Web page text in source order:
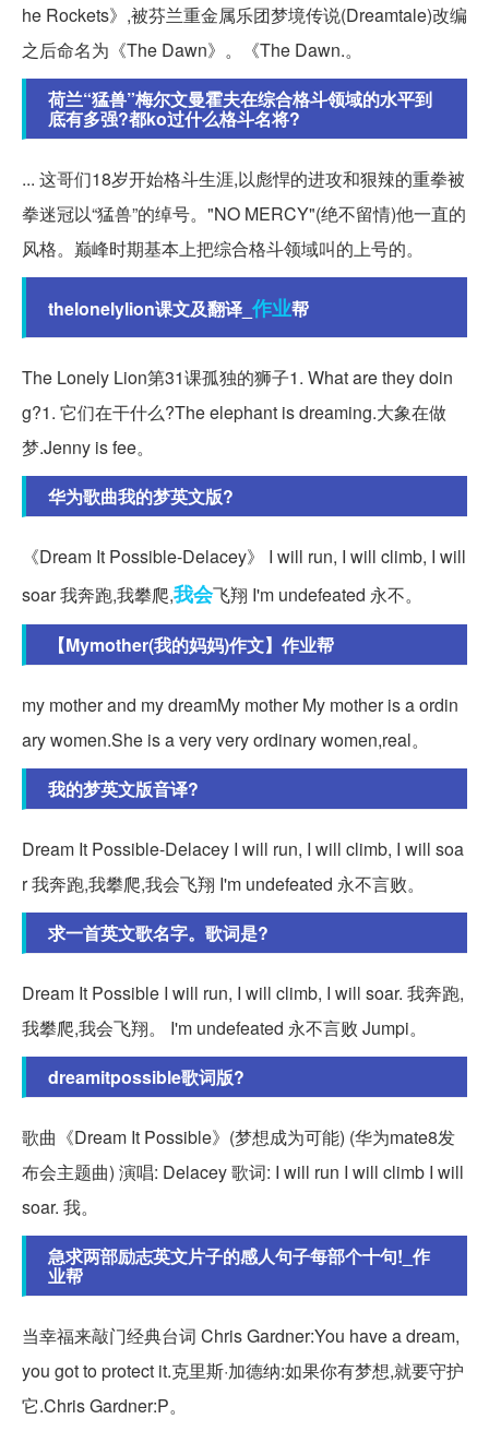
he Rockets》,被芬兰重金属乐团梦境传说(Dreamtale)改编
之后命名为《The Dawn》。《The Dawn.。
荷兰“猛兽”梅尔文曼霍夫在综合格斗领域的水平到
底有多强?都ko过什么格斗名将?
... 这哥们18岁开始格斗生涯,以彪悍的进攻和狠辣的重拳被
拳迷冠以“猛兽”的绰号。"NO MERCY"(绝不留情)他一直的
风格。巅峰时期基本上把综合格斗领域叫的上号的。
thelonelylion课文及翻译_ 作业帮
The Lonely Lion第31课孤独的狮子1. What are they doin
g?1. 它们在干什么?The elephant is dreaming.大象在做
梦.Jenny is fee。
华为歌曲我的梦英文版?
《Dream It Possible-Delacey》 I will run, I will climb, I will
soar 我奔跑,我攀爬,我会飞翔 I'm undefeated 永不。
【Mymother(我的妈妈)作文】作业帮
my mother and my dreamMy mother My mother is a ordin
ary women.She is a very very ordinary women,real。
我的梦英文版音译?
Dream It Possible-Delacey I will run, I will climb, I will soa
r 我奔跑,我攀爬,我会飞翔 I'm undefeated 永不言败。
求一首英文歌名字。歌词是?
Dream It Possible I will run, I will climb, I will soar. 我奔跑,
我攀爬,我会飞翔。 I'm undefeated 永不言败 Jumpi。
dreamitpossible歌词版?
歌曲《Dream It Possible》(梦想成为可能) (华为mate8发
布会主题曲) 演唱: Delacey 歌词: I will run I will climb I will
soar. 我。
急求两部励志英文片子的感人句子每部个十句!_作
业帮
当幸福来敲门经典台词 Chris Gardner:You have a dream,
you got to protect it.克里斯·加德纳:如果你有梦想,就要守护
它.Chris Gardner:P。